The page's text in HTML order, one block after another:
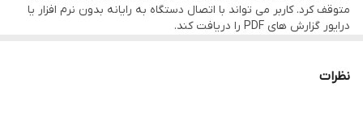
متوقف کرد. کاربر می تواند با اتصال دستگاه به رایانه بدون نرم افزار یا
درایور گزارش های PDF را دریافت کند.
نظرات